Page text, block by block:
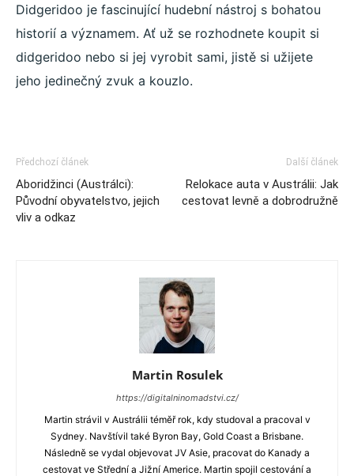
Didgeridoo je fascinující hudební nástroj s bohatou
historií a významem. Ať už se rozhodnete koupit si
didgeridoo nebo si jej vyrobit sami, jistě si užijete
jeho jedinečný zvuk a kouzlo.
Předchozí článek
Aboridžinci (Austrálci):
Původní obyvatelstvo, jejich
vliv a odkaz
Další článek
Relokace auta v Austrálii: Jak
cestovat levně a dobrodružně
Martin Rosulek
https://digitalninomadstvi.cz/
Martin strávil v Austrálii téměř rok, kdy studoval a pracoval v
Sydney. Navštívil také Byron Bay, Gold Coast a Brisbane.
Následně se vydal objevovat JV Asie, pracovat do Kanady a
cestovat ve Střední a Jižní Americe. Martin spojil cestování a